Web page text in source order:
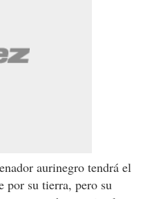
aurinegro tendrá el
por su tierra, pero su